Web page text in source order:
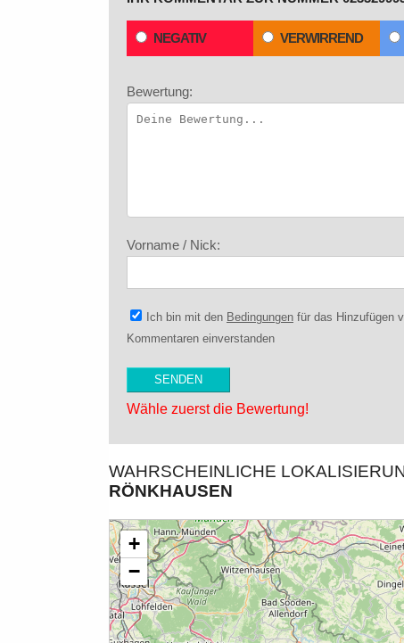
NEGATIV VERWIRREND
Bewertung:
Vorname / Nick:
Ich bin mit den Bedingungen für das Hinzufügen
Kommentaren einverstanden
Wähle zuerst die Bewertung!
WAHRSCHEINLICHE
RÖNKHAUSEN